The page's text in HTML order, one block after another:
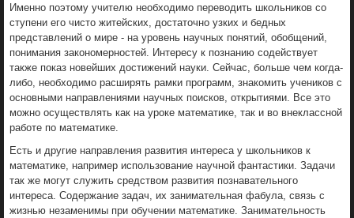
Именно поэтому учителю необходимо переводить школьников со
ступени его чисто житейских, достаточно узких и бедных
представлений о мире - на уровень научных понятий, обобщений,
понимания закономерностей. Интересу к познанию содействует
также показ новейших достижений науки. Сейчас, больше чем когда-
либо, необходимо расширять рамки программ, знакомить учеников с
основными направлениями научных поисков, открытиями. Все это
можно осуществлять как на уроке математике, так и во внеклассной
работе по математике.
Есть и другие направления развития интереса у школьников к
математике, например использование научной фантастики. Задачи
так же могут служить средством развития познавательного
интереса. Содержание задач, их занимательная фабула, связь с
жизнью незаменимы при обучении математике. Занимательность